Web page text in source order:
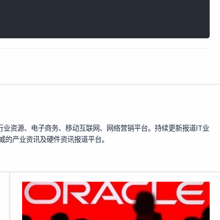
资源、电子商务、移动互联网、网络营销平台。持续更新报道IT业
产业资讯及硬件资讯报道平台。